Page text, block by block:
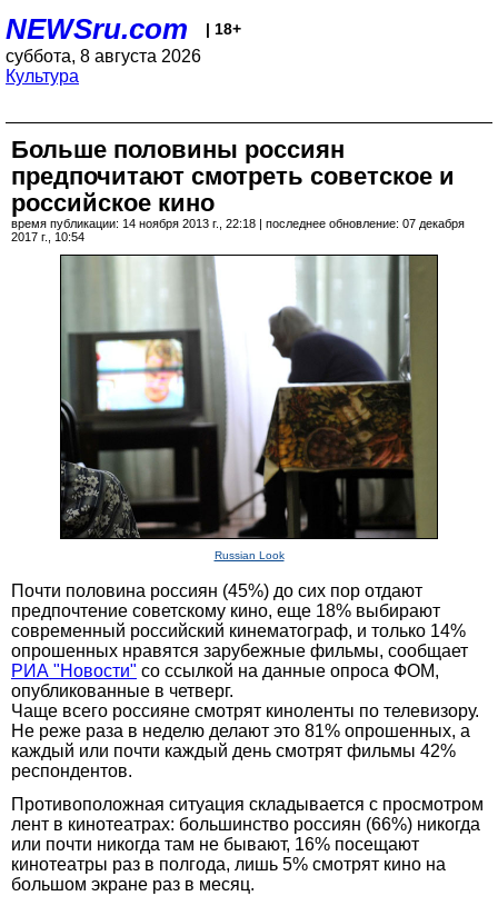
NEWSru.com | 18+
суббота, 8 августа 2026
Культура
Больше половины россиян
предпочитают смотреть советское и
российское кино
время публикации: 14 ноября 2013 г., 22:18 | последнее обновление: 07 декабря
2017 г., 10:54
Russian Look
Почти половина россиян (45%) до сих пор отдают
предпочтение советскому кино, еще 18% выбирают
современный российский кинематограф, и только 14%
опрошенных нравятся зарубежные фильмы, сообщает
РИА "Новости" со ссылкой на данные опроса ФОМ,
опубликованные в четверг.
Чаще всего россияне смотрят киноленты по телевизору.
Не реже раза в неделю делают это 81% опрошенных, а
каждый или почти каждый день смотрят фильмы 42%
респондентов.
Противоположная ситуация складывается с просмотром
лент в кинотеатрах: большинство россиян (66%) никогда
или почти никогда там не бывают, 16% посещают
кинотеатры раз в полгода, лишь 5% смотрят кино на
большом экране раз в месяц.